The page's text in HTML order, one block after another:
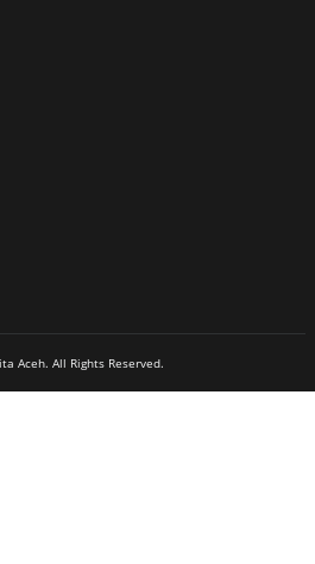
Aceh. All Rights Reserved.